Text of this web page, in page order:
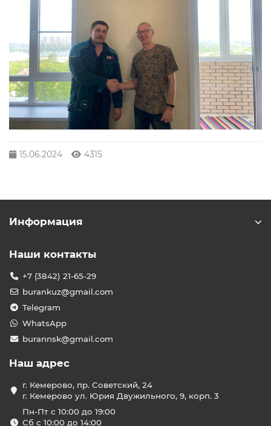
15.06.2024 4315
Информация
Наши контакты
+7 (3842) 21-65-29
burankuz@gmail.com
Telegram
WhatsApp
burannsk@gmail.com
Наш адрес
г. Кемерово, пр. Советский, 24
г. Кемерово ул. Юрия Двужильного, 9, корп. 3
Пн-Пт с 10:00 до 19:00
Сб с 10:00 до 14:00